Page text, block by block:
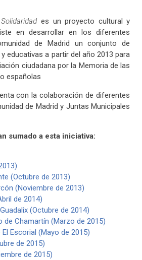
es un proyecto cultural y
en desarrollar en los diferentes
de Madrid un conjunto de
educativas a partir del año 2013 para
ciudadana por la Memoria de las
españolas
con la colaboración de diferentes
de Madrid y Juntas Municipales
sumado a esta iniciativa:
(Octubre de 2013)
(Noviembre de 2013)
de 2014)
(Octubre de 2014)
de Chamartín (Marzo de 2015)
Escorial (Mayo de 2015)
de 2015)
de 2015)